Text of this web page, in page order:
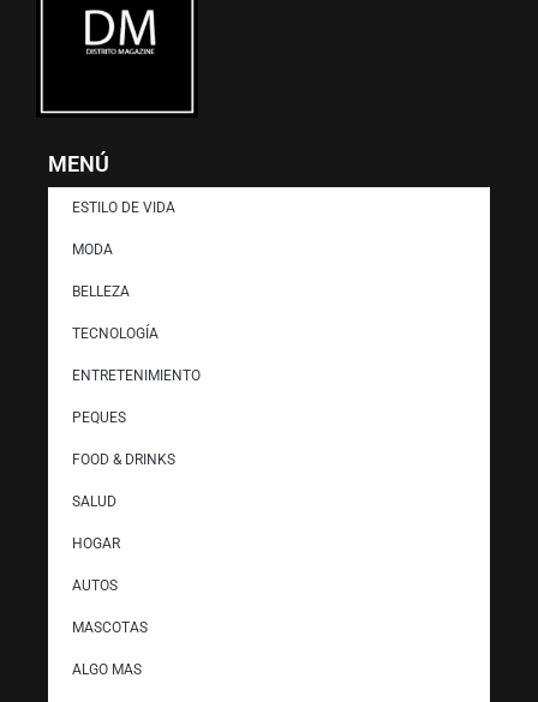
MENÚ
ESTILO DE VIDA
MODA
BELLEZA
TECNOLOGÍA
ENTRETENIMIENTO
PEQUES
FOOD & DRINKS
SALUD
HOGAR
AUTOS
MASCOTAS
ALGO MAS